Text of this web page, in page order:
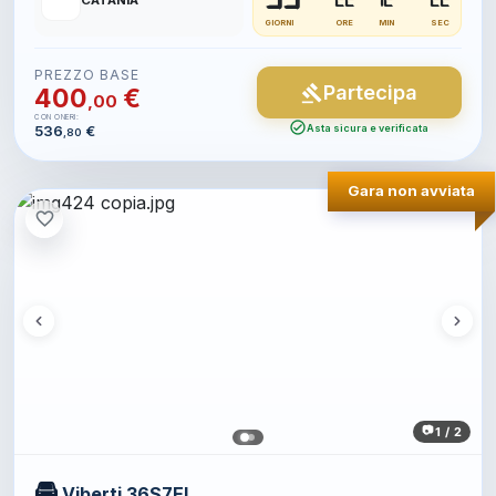
GIORNI ORE MIN SEC
PREZZO BASE
400,00 €
CON ONERI:
536 ,80 €
gavel Partecipa
check_circleAsta sicura e verificata
1 / 2
Gara non avviata
favorite_border